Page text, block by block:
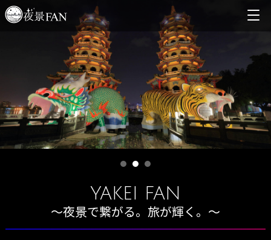
YAKEI FAN
～夜景で繋がる。旅が輝く。～